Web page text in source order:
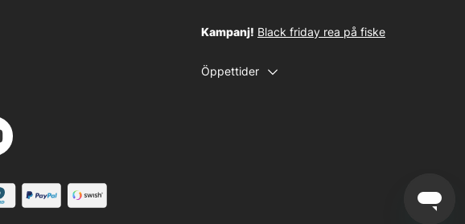
Kampanj! Black friday rea på fiske
Öppettider